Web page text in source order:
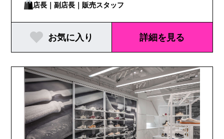
店長｜副店長｜販売スタッフ
お気に入り 詳細を見る